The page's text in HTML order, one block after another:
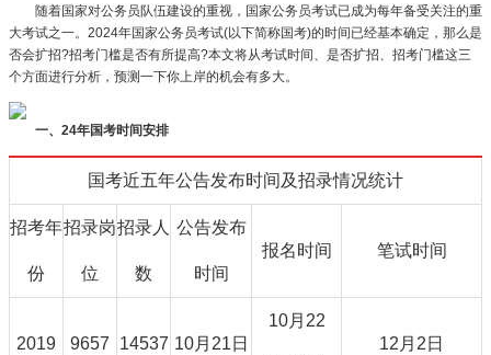
随着国家对公务员队伍建设的重视，国家公务员考试已成为每年备受关注的重
大考试之一。2024年国家公务员考试(以下简称国考)的时间已经基本确定，那么是
否会扩招?招考门槛是否有所提高?本文将从考试时间、是否扩招、招考门槛这三
个方面进行分析，预测一下你上岸的机会有多大。
一、24年国考时间安排
国考近五年公告发布时间及招录情况统计
招考年
份
招录岗
位
招录人
数
公告发布
时间
报名时间 笔试时间
2019 9657 14537 10月21日
10月22
12月2日